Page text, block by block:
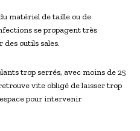
matériel de taille ou de
se propagent très
des outils sales.
trop serrés, avec moins de 25
vite obligé de laisser trop
pour intervenir